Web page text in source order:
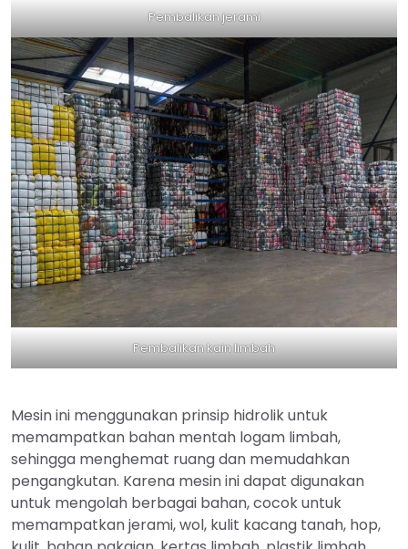
Pembalikan jerami
Pembalikan kain limbah
Mesin ini menggunakan prinsip hidrolik untuk
memampatkan bahan mentah logam limbah,
sehingga menghemat ruang dan memudahkan
pengangkutan. Karena mesin ini dapat digunakan
untuk mengolah berbagai bahan, cocok untuk
memampatkan jerami, wol, kulit kacang tanah, hop,